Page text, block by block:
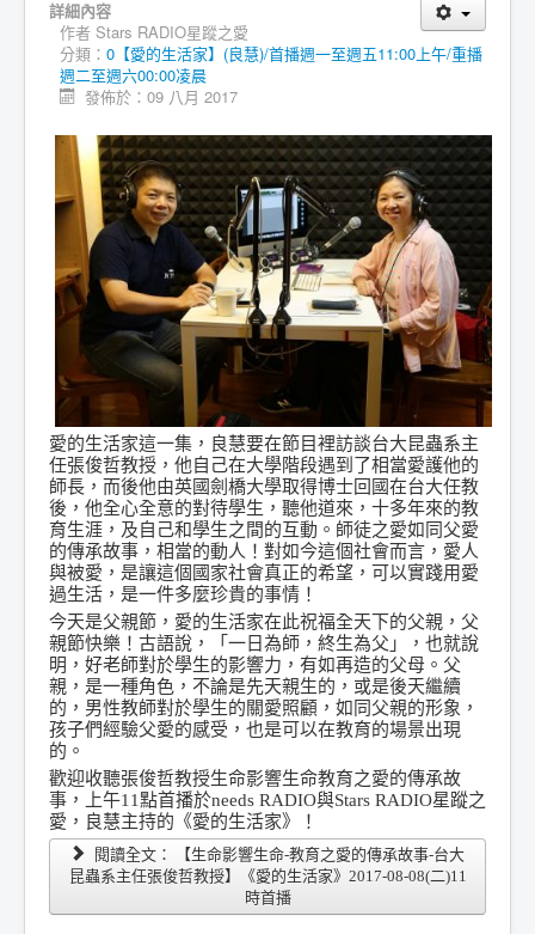
詳細內容
作者 Stars RADIO星蹤之愛
分類： 0【愛的生活家】(良慧)/首播週一至週五11:00上午/重播
週二至週六00:00凌晨
發佈於：09 八月 2017
愛的生活家這一集，良慧要在節目裡訪談台大昆蟲系主
任張俊哲教授，他自己在大學階段遇到了相當愛護他的
師長，而後他由英國劍橋大學取得博士回國在台大任教
後，他全心全意的對待學生，聽他道來，十多年來的教
育生涯，及自己和學生之間的互動。師徒之愛如同父愛
的傳承故事，相當的動人！對如今這個社會而言，愛人
與被愛，是讓這個國家社會真正的希望，可以實踐用愛
過生活，是一件多麼珍貴的事情！
今天是父親節，愛的生活家在此祝福全天下的父親，父
親節快樂！古語說，「一日為師，終生為父」，也就說
明，好老師對於學生的影響力，有如再造的父母。父
親，是一種角色，不論是先天親生的，或是後天繼續
的，男性教師對於學生的關愛照顧，如同父親的形象，
孩子們經驗父愛的感受，也是可以在教育的場景出現
的。
歡迎收聽張俊哲教授生命影響生命教育之愛的傳承故
事，上午11點首播於needs RADIO與Stars RADIO星蹤之
愛，良慧主持的《愛的生活家》！
閱讀全文： 【生命影響生命-教育之愛的傳承故事-台大
昆蟲系主任張俊哲教授】《愛的生活家》2017-08-08(二)11
時首播